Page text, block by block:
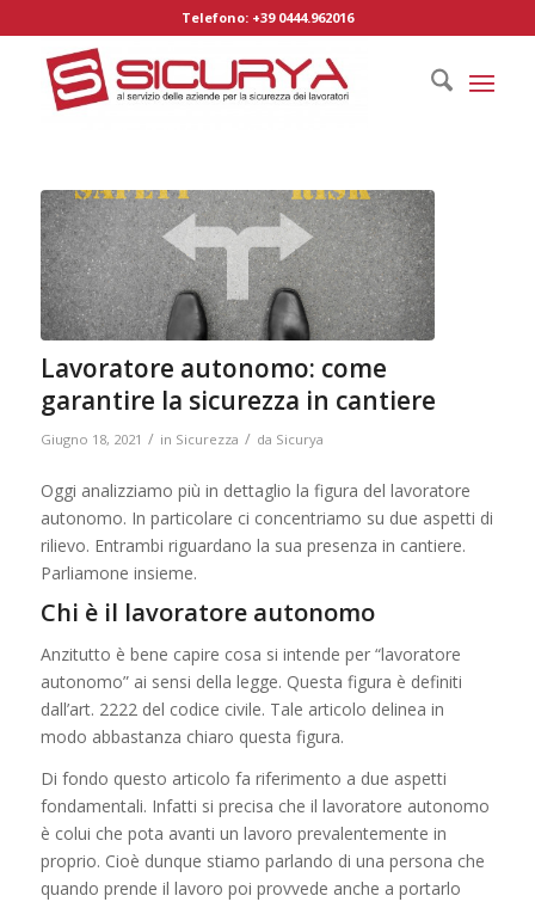
Telefono: +39 0444.962016
Lavoratore autonomo: come
garantire la sicurezza in cantiere
Giugno 18, 2021 / in Sicurezza / da Sicurya
Oggi analizziamo più in dettaglio la figura del lavoratore
autonomo. In particolare ci concentriamo su due aspetti di
rilievo. Entrambi riguardano la sua presenza in cantiere.
Parliamone insieme.
Chi è il lavoratore autonomo
Anzitutto è bene capire cosa si intende per “lavoratore
autonomo” ai sensi della legge. Questa figura è definiti
dall’art. 2222 del codice civile. Tale articolo delinea in
modo abbastanza chiaro questa figura.
Di fondo questo articolo fa riferimento a due aspetti
fondamentali. Infatti si precisa che il lavoratore autonomo
è colui che pota avanti un lavoro prevalentemente in
proprio. Cioè dunque stiamo parlando di una persona che
quando prende il lavoro poi provvede anche a portarlo